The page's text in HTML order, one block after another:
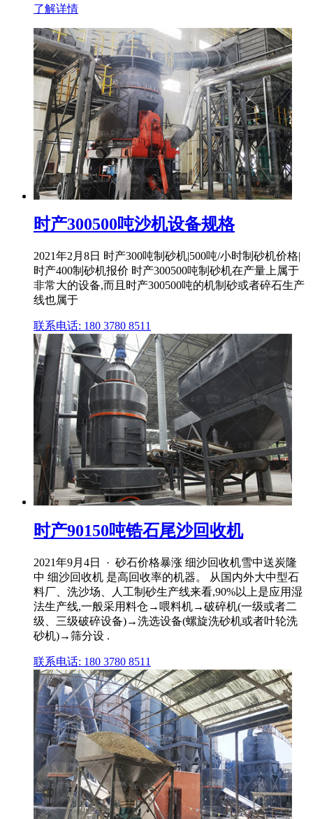
了解详情
时产300500吨沙机设备规格
2021年2月8日 时产300吨制砂机|500吨/小时制砂机价格|
时产400制砂机报价 时产300500吨制砂机在产量上属于
非常大的设备,而且时产300500吨的机制砂或者碎石生产
线也属于
联系电话: 180 3780 8511
时产90150吨锆石尾沙回收机
2021年9月4日 · 砂石价格暴涨 细沙回收机雪中送炭隆
中 细沙回收机 是高回收率的机器。 从国内外大中型石
料厂、洗沙场、人工制砂生产线来看,90%以上是应用湿
法生产线,一般采用料仓→喂料机→破碎机(一级或者二
级、三级破碎设备)→洗选设备(螺旋洗砂机或者叶轮洗
砂机)→筛分设 .
联系电话: 180 3780 8511